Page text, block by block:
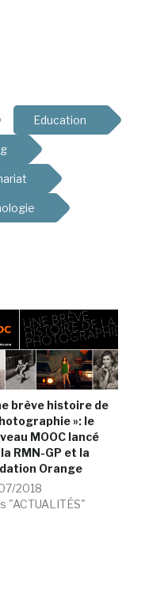
Education
brève histoire de
»: le
MOOC lancé
RMN-GP et la
Orange
2018
"ACTUALITÉS"